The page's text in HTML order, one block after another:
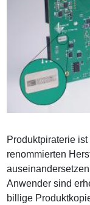
Produktpiraterie
renommierten
Anwender sind
billige